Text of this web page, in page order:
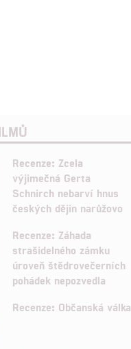
Recenze: Zcela
výjimečná Gerta
Schnirch nebarví hnus
českých dějin narůžovo
Recenze: Záhada
strašidelného zámku
úroveň štědrovečerních
pohádek nepozvedla
Recenze: Občanská válka